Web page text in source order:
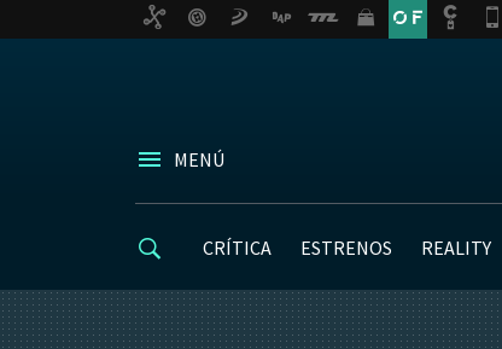
MENÚ
CRÍTICA ESTRENOS REALITY